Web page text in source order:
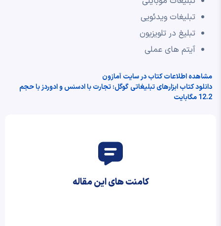
تبلیغات ویدئویی
تبلیغ در تلویزیون
آیتم های عملی
مشاهده اطلاعات کتاب در سایت آمازون
دانلود کتاب ابزارهای تبلیغاتی گوگل: تجارت با ادسنس و ادوردز با حجم
12.2 مگابایت
کامنت های این مقاله